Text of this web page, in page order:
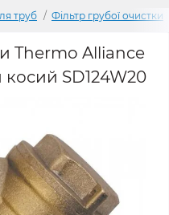
труб Фільтр грубої очистки
Thermo Alliance
SD124W20